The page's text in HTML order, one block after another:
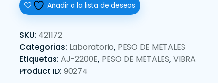
Añadir a la lista de deseos
SKU: 421172
Categorías: Laboratorio, PESO DE METALES
Etiquetas: AJ-2200E, PESO DE METALES, VIBRA
Product ID: 90274